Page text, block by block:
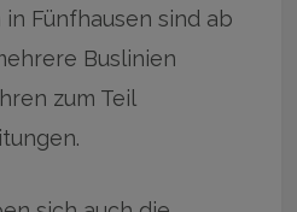
Fünfhausen sind ab
Buslinien
zum Teil